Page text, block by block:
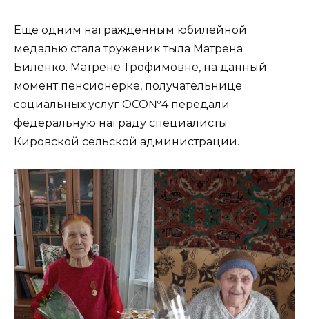
Еще одним награждённым юбилейной
медалью стала труженик тыла Матрена
Биленко. Матрене Трофимовне, на данный
момент пенсионерке, получательнице
социальных услуг ОСО№4 передали
федеральную награду специалисты
Кировской сельской администрации.